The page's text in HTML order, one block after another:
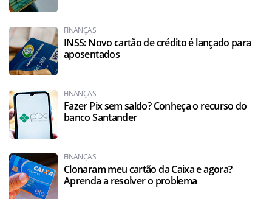
FINANÇAS
INSS: Novo cartão de crédito é lançado para
aposentados
FINANÇAS
Fazer Pix sem saldo? Conheça o recurso do
banco Santander
FINANÇAS
Clonaram meu cartão da Caixa e agora?
Aprenda a resolver o problema